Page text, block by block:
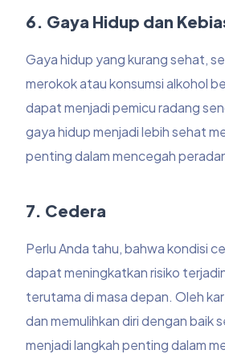
6. Gaya Hidup dan
Gaya hidup yang kurang sehat,
merokok atau konsumsi alkohol
dapat menjadi pemicu radang
gaya hidup menjadi lebih sehat
penting dalam mencegah
7. Cedera
Perlu Anda tahu, bahwa kondisi
dapat meningkatkan risiko
terutama di masa depan. Oleh
dan memulihkan diri dengan baik
menjadi langkah penting dalam